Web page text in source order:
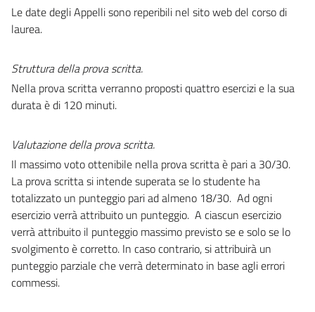
Le date degli Appelli sono reperibili nel sito web del corso di
laurea.
Struttura della prova scritta.
Nella prova scritta verranno proposti quattro esercizi e la sua
durata è di 120 minuti.
Valutazione della prova scritta.
Il massimo voto ottenibile nella prova scritta è pari a 30/30.
La prova scritta si intende superata se lo studente ha
totalizzato un punteggio pari ad almeno 18/30. Ad ogni
esercizio verrà attribuito un punteggio. A ciascun esercizio
verrà attribuito il punteggio massimo previsto se e solo se lo
svolgimento è corretto. In caso contrario, si attribuirà un
punteggio parziale che verrà determinato in base agli errori
commessi.